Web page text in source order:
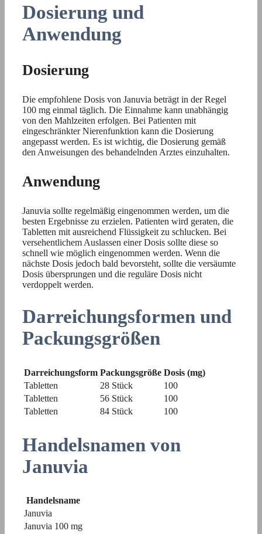
Dosierung und
Anwendung
Dosierung
Die empfohlene Dosis von Januvia beträgt in der Regel
100 mg einmal täglich. Die Einnahme kann unabhängig
von den Mahlzeiten erfolgen. Bei Patienten mit
eingeschränkter Nierenfunktion kann die Dosierung
angepasst werden. Es ist wichtig, die Dosierung gemäß
den Anweisungen des behandelnden Arztes einzuhalten.
Anwendung
Januvia sollte regelmäßig eingenommen werden, um die
besten Ergebnisse zu erzielen. Patienten wird geraten, die
Tabletten mit ausreichend Flüssigkeit zu schlucken. Bei
versehentlichem Auslassen einer Dosis sollte diese so
schnell wie möglich eingenommen werden. Wenn die
nächste Dosis jedoch bald bevorsteht, sollte die versäumte
Dosis übersprungen und die reguläre Dosis nicht
verdoppelt werden.
Darreichungsformen und
Packungsgrößen
Darreichungsform Packungsgröße Dosis (mg)
Tabletten
28 Stück
100
Tabletten
56 Stück
100
Tabletten
84 Stück 100
Handelsnamen von
Januvia
Handelsname
Januvia
Januvia 100 mg